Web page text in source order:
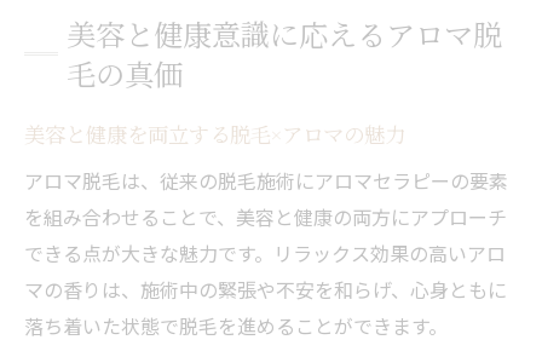
美容と健康意識に応えるアロマ脱
毛の真価
美容と健康を両立する脱毛×アロマの魅力
アロマ脱毛は、従来の脱毛施術にアロマセラピーの要素
を組み合わせることで、美容と健康の両方にアプローチ
できる点が大きな魅力です。リラックス効果の高いアロ
マの香りは、施術中の緊張や不安を和らげ、心身ともに
落ち着いた状態で脱毛を進めることができます。